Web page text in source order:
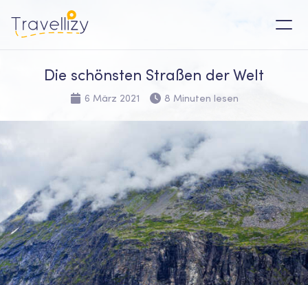
Die schönsten Straßen der Welt
6 März 2021 8 Minuten lesen